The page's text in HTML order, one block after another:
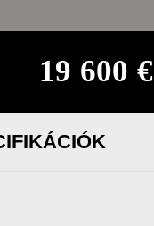
19 600 €